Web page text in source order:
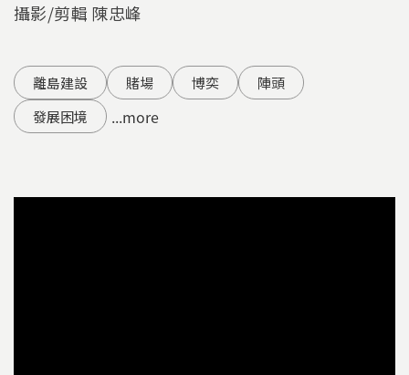
攝影/剪輯 陳忠峰
離島建設 賭場 博奕
陣頭
發展困境
...more